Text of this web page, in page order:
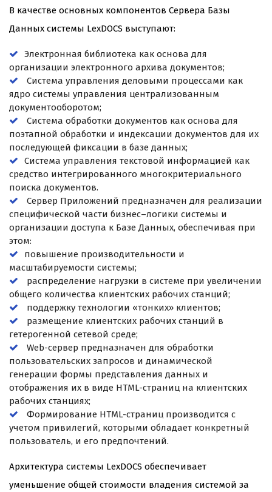
В качестве основных компонентов Сервера Базы
Данных системы LexDOCS выступают:
Электронная библиотека как основа для
организации электронного архива документов;
Система управления деловыми процессами как
ядро системы управления централизованным
документооборотом;
Система обработки документов как основа для
поэтапной обработки и индексации документов для их
последующей фиксации в базе данных;
Система управления текстовой информацией как
средство интегрированного многокритериального
поиска документов.
Сервер Приложений предназначен для реализации
специфической части бизнес–логики системы и
организации доступа к Базе Данных, обеспечивая при
этом:
повышение производительности и
масштабируемости системы;
распределение нагрузки в системе при увеличении
общего количества клиентских рабочих станций;
поддержку технологии «тонких» клиентов;
размещение клиентских рабочих станций в
гетерогенной сетевой среде;
Web-сервер предназначен для обработки
пользовательских запросов и динамической
генерации формы представления данных и
отображения их в виде HTML-страниц на клиентских
рабочих станциях;
Формирование HTML-страниц производится с
учетом привилегий, которыми обладает конкретный
пользователь, и его предпочтений.
Архитектура системы LexDOCS обеспечивает
уменьшение общей стоимости владения системой за